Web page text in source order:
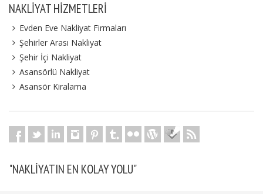
NAKLIYAT HIZMETLERI
Evden Eve Nakliyat Firmaları
Şehirler Arası Nakliyat
Şehir İçi Nakliyat
Asansörlü Nakliyat
Asansör Kiralama
"NAKLIYATIN EN KOLAY YOLU"